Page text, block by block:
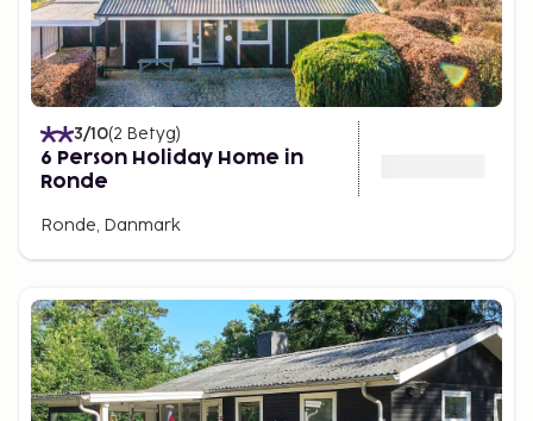
3/10(2 Betyg)
6 Person Holiday Home in
Ronde
Ronde, Danmark